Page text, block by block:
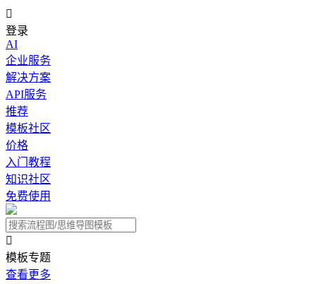

登录
AI
企业服务
解决方案
API服务
推荐
模板社区
价格
入门教程
知识社区
免费使用

模板专题
查看更多